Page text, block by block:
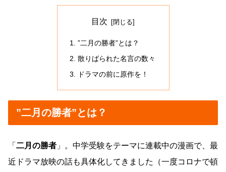
目次
”二月の勝者”とは？
散りばられた名言の数々
ドラマの前に原作を！
”二月の勝者”とは？
「 二月の勝者 」。中学受験をテーマに連載中の漫画で、最
近ドラマ放映の話も具体化してきました（一度コロナで頓